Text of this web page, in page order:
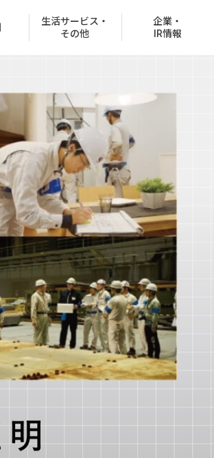
生活サービス・
その他
お客様紹介制度
企業・
IR情報
沿革
グループ会社
CMギャラリー